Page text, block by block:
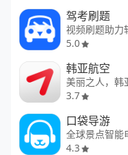
驾考刷题
视频刷题助力
5.0
韩亚航空
美丽之人，韩
3.7
口袋导游
全球景点智能
4.3